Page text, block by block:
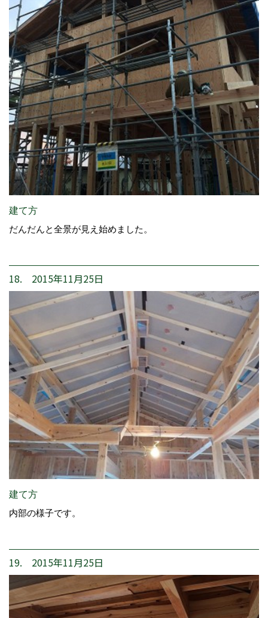
建て方
だんだんと全景が見え始めました。
18. 2015年11月25日
建て方
内部の様子です。
19. 2015年11月25日